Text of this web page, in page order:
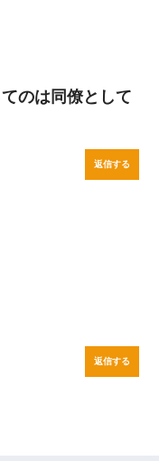
のは同僚として
返信する
返信する